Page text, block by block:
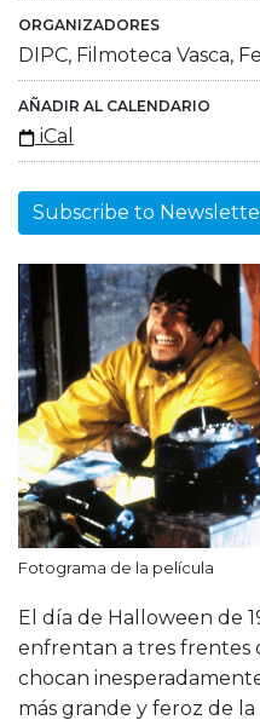
ORGANIZADORES
DIPC, Filmoteca Vasca,
AÑADIR AL CALENDARIO
iCal
Subscribe to
Fotograma de la película
El día de Halloween de
enfrentan a tres frentes
chocan
más grande y feroz de